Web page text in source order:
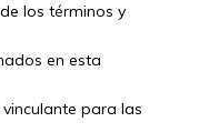
los términos y
en esta
para las